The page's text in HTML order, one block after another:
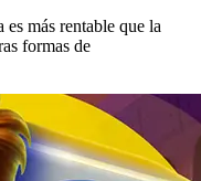
más rentable que la
formas de